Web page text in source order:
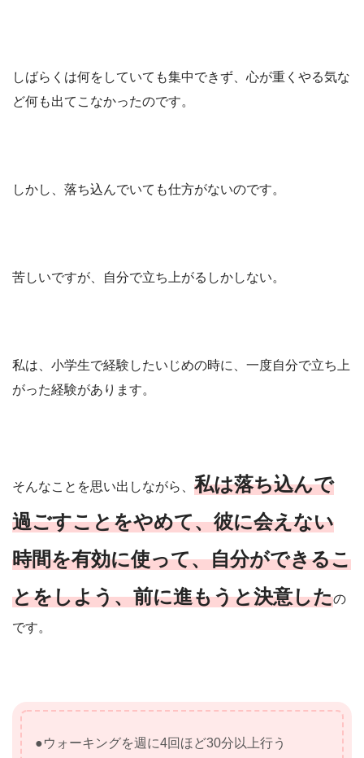
しばらくは何をしていても集中できず、心が重くやる気な
ど何も出てこなかったのです。
しかし、落ち込んでいても仕方がないのです。
苦しいですが、自分で立ち上がるしかしない。
私は、小学生で経験したいじめの時に、一度自分で立ち上
がった経験があります。
そんなことを思い出しながら、 私は落ち込んで
過ごすことをやめて、彼に会えない
時間を有効に使って、自分ができるこ
とをしよう、前に進もうと決意したの
です。
●ウォーキングを週に4回ほど30分以上行う